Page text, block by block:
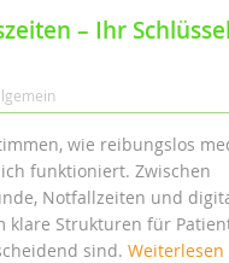
– Ihr
wie reibungslos
funktioniert. Zwischen
Notfallzeiten und
klare Strukturen für
sind. Weiterlesen